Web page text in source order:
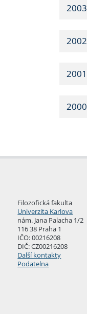
2003
2002
2001
2000
Filozofická fakulta
Univerzita Karlova
nám. Jana Palacha 1/2
116 38 Praha 1
IČO: 00216208
DIČ: CZ00216208
Další kontakty
Podatelna